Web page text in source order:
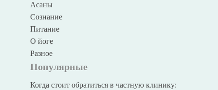
Асаны
Сознание
Питание
О йоге
Разное
Популярные
Когда стоит обратиться в частную клинику: